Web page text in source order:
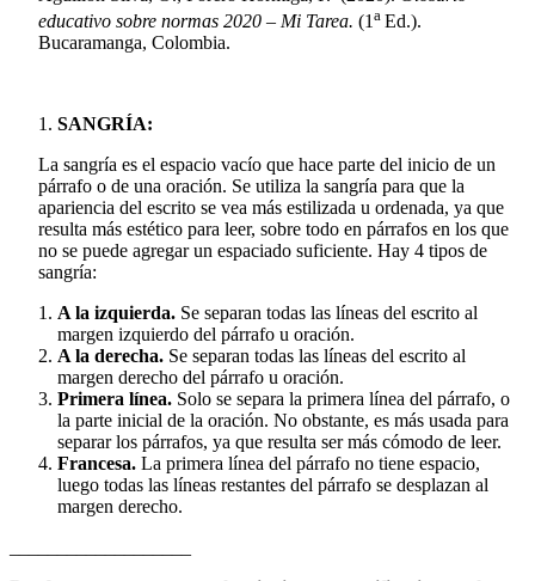
educativo sobre normas 2020 – Mi Tarea. (1 a Ed.).
Bucaramanga, Colombia.
SANGRÍA:
La sangría es el espacio vacío que hace parte del inicio de un
párrafo o de una oración. Se utiliza la sangría para que la
apariencia del escrito se vea más estilizada u ordenada, ya que
resulta más estético para leer, sobre todo en párrafos en los que
no se puede agregar un espaciado suficiente. Hay 4 tipos de
sangría:
A la izquierda. Se separan todas las líneas del escrito al
margen izquierdo del párrafo u oración.
A la derecha. Se separan todas las líneas del escrito al
margen derecho del párrafo u oración.
Primera línea. Solo se separa la primera línea del párrafo, o
la parte inicial de la oración. No obstante, es más usada para
separar los párrafos, ya que resulta ser más cómodo de leer.
Francesa. La primera línea del párrafo no tiene espacio,
luego todas las líneas restantes del párrafo se desplazan al
margen derecho.